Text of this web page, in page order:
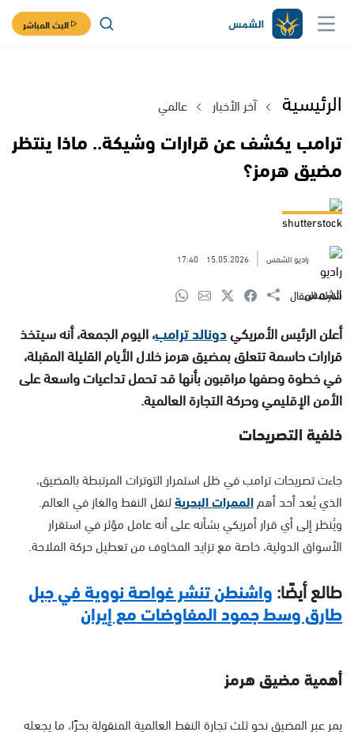
البث المباشر
الرئيسية آخر الأخبار عالمي
ترامب يكشف عن قرارات وشيكة.. ماذا ينتظر
مضيق هرمز؟
shutterstock
راديو الشمس 15.05.2026
17:40
شارك المقال
أعلن الرئيس الأمريكيدونالد ترامب، اليوم الجمعة، أنه سيتخذ
قرارات حاسمة تتعلق بمضيق هرمز خلال الأيام القليلة المقبلة،
في خطوة وصفها مراقبون بأنها قد تحمل تداعيات واسعة على
الأمن الإقليمي وحركة التجارة العالمية.
خلفية التصريحات
جاءت تصريحات ترامب في ظل استمرار التوترات المرتبطة بالمضيق،
الذي يُعد أحد أهمالممرات البحريةلنقل النفط والغاز في العالم.
ويُنظر إلى أي قرار أمريكي بشأنه على أنه عامل مؤثر في استقرار
الأسواق الدولية، خاصة مع تزايد المخاوف من تعطيل حركة الملاحة.
طالع أيضًا:واشنطن تنشر غواصة نووية في جبل
طارق وسط جمود المفاوضات مع إيران
أهمية مضيق هرمز
يمر عبر المضيق نحو ثلث تجارة النفط العالمية المنقولة بحرًا، ما يجعله